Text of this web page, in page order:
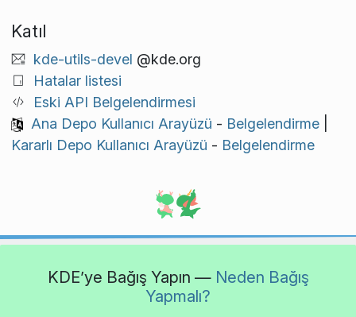
Katıl
kde-utils-devel @kde.org
Hatalar listesi
Eski API Belgelendirmesi
Ana Depo Kullanıcı Arayüzü - Belgelendirme|
Kararlı Depo Kullanıcı Arayüzü - Belgelendirme
KDE’ye Bağış Yapın — Neden Bağış
Yapmalı?